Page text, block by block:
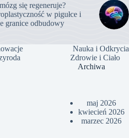
się regeneruje?
w pigułce i
granice odbudowy
Nauka i Odkrycia
Zdrowie i Ciało
Archiwa
maj 2026
kwiecień 2026
marzec 2026